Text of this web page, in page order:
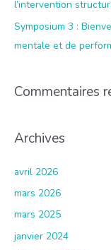
l’intervention
Symposium 3 :
mentale et de
Commentaires
Archives
avril 2026
mars 2026
mars 2025
janvier 2024